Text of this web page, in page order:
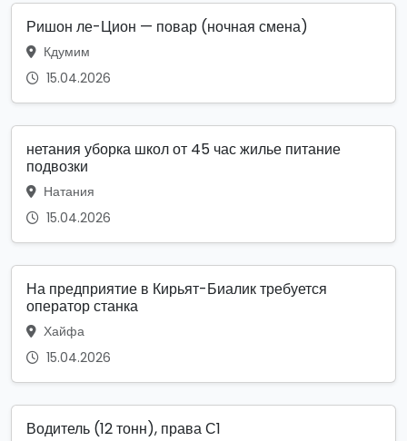
Ришон ле-Цион — повар (ночная смена)
Кдумим
15.04.2026
нетания уборка школ от 45 час жилье питание
подвозки
Натания
15.04.2026
На предприятие в Кирьят-Биалик требуется
оператор станка
Хайфа
15.04.2026
Водитель (12 тонн), права С1